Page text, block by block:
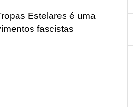
Estelares é uma
fascistas